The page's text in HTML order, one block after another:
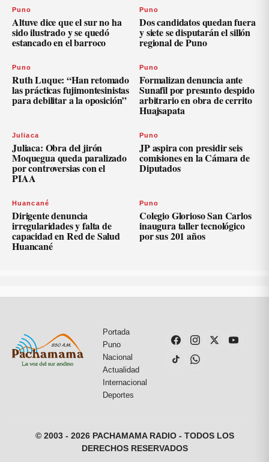
Puno
Altuve dice que el sur no ha
sido ilustrado y se quedó
estancado en el barroco
Puno
Dos candidatos quedan fuera
y siete se disputarán el sillón
regional de Puno
Puno
Ruth Luque: “Han retomado
las prácticas fujimontesinistas
para debilitar a la oposición”
Puno
Formalizan denuncia ante
Sunafil por presunto despido
arbitrario en obra de cerrito
Huajsapata
Juliaca
Juliaca: Obra del jirón
Moquegua queda paralizado
por controversias con el
PIAA
Puno
JP aspira con presidir seis
comisiones en la Cámara de
Diputados
Huancané
Dirigente denuncia
irregularidades y falta de
capacidad en Red de Salud
Huancané
Puno
Colegio Glorioso San Carlos
inaugura taller tecnológico
por sus 201 años
Portada
Puno
Nacional
Actualidad
Internacional
Deportes
© 2003 - 2026 PACHAMAMA RADIO - TODOS LOS
DERECHOS RESERVADOS